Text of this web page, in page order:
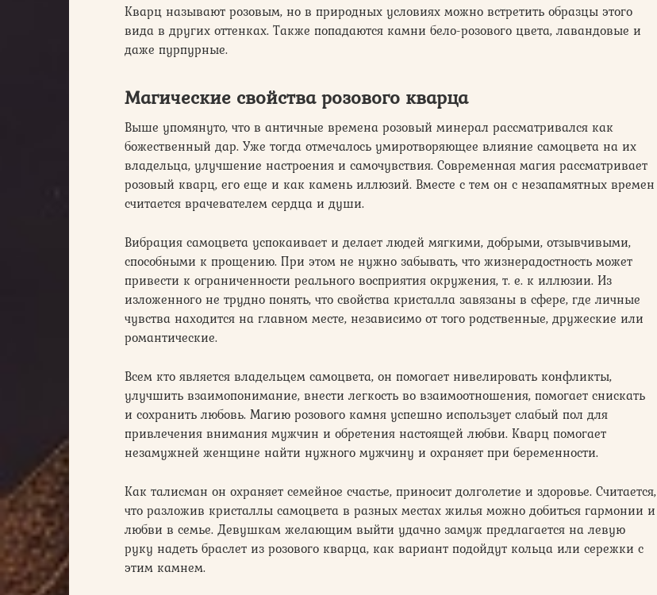
Кварц называют розовым, но в природных условиях можно встретить образцы этого
вида в других оттенках. Также попадаются камни бело-розового цвета, лавандовые и
даже пурпурные.
Магические свойства розового кварца
Выше упомянуто, что в античные времена розовый минерал рассматривался как
божественный дар. Уже тогда отмечалось умиротворяющее влияние самоцвета на их
владельца, улучшение настроения и самочувствия. Современная магия рассматривает
розовый кварц, его еще и как камень иллюзий. Вместе с тем он с незапамятных времен
считается врачевателем сердца и души.
Вибрация самоцвета успокаивает и делает людей мягкими, добрыми, отзывчивыми,
способными к прощению. При этом не нужно забывать, что жизнерадостность может
привести к ограниченности реального восприятия окружения, т. е. к иллюзии. Из
изложенного не трудно понять, что свойства кристалла завязаны в сфере, где личные
чувства находится на главном месте, независимо от того родственные, дружеские или
романтические.
Всем кто является владельцем самоцвета, он помогает нивелировать конфликты,
улучшить взаимопонимание, внести легкость во взаимоотношения, помогает снискать
и сохранить любовь. Магию розового камня успешно использует слабый пол для
привлечения внимания мужчин и обретения настоящей любви. Кварц помогает
незамужней женщине найти нужного мужчину и охраняет при беременности.
Как талисман он охраняет семейное счастье, приносит долголетие и здоровье. Считается,
что разложив кристаллы самоцвета в разных местах жилья можно добиться гармонии и
любви в семье. Девушкам желающим выйти удачно замуж предлагается на левую
руку надеть браслет из розового кварца, как вариант подойдут кольца или сережки с
этим камнем.